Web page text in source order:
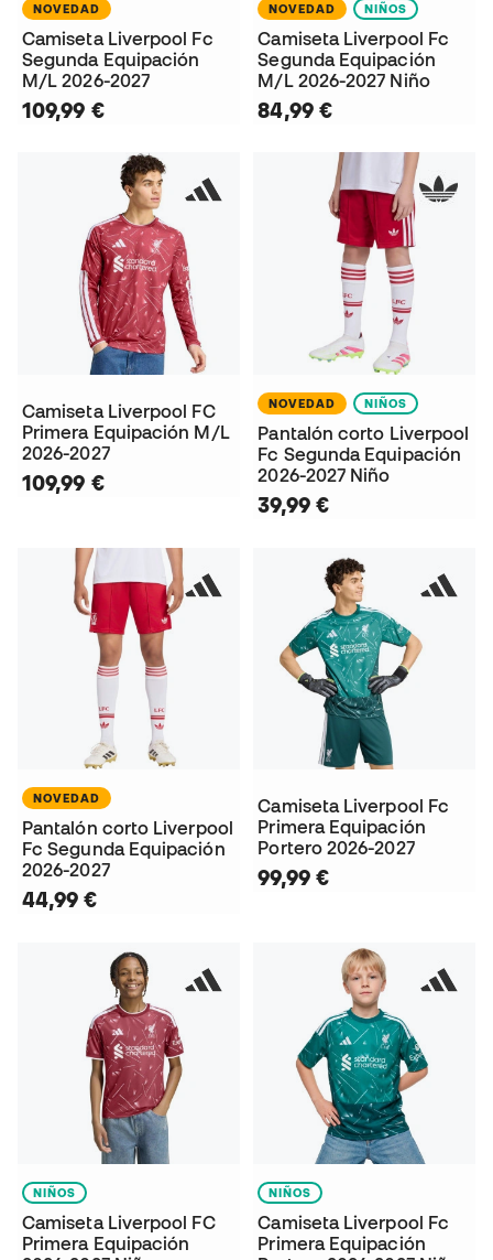
NOVEDAD
Camiseta Liverpool Fc
Segunda Equipación
M/L 2026-2027
109,99 €
NOVEDAD NIÑOS
Camiseta Liverpool Fc
Segunda Equipación
M/L 2026-2027 Niño
84,99 €
Camiseta Liverpool FC
Primera Equipación M/L
2026-2027
109,99 €
NOVEDAD NIÑOS
Pantalón corto Liverpool
Fc Segunda Equipación
2026-2027 Niño
39,99 €
NOVEDAD
Pantalón corto Liverpool
Fc Segunda Equipación
2026-2027
44,99 €
Camiseta Liverpool Fc
Primera Equipación
Portero 2026-2027
99,99 €
NIÑOS
Camiseta Liverpool FC
Primera Equipación
NIÑOS
Camiseta Liverpool Fc
Primera Equipación